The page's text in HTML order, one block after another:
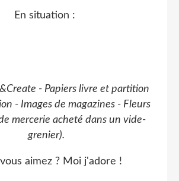
En situation :
- Papiers livre et partition
- Images de magazines - Fleurs
mercerie acheté dans un vide-
grenier).
aimez ? Moi j'adore !